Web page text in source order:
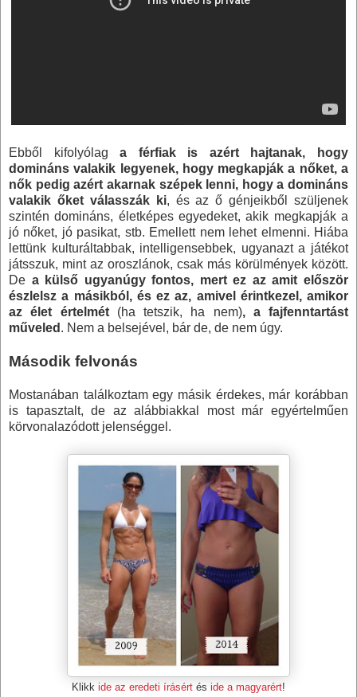
Ebből kifolyólaga férfiak is azért hajtanak, hogy
domináns valakik legyenek, hogy megkapják a nőket, a
nők pedig azért akarnak szépek lenni, hogy a domináns
valakik őket válasszák ki, és az ő génjeikből szüljenek
szintén domináns, életképes egyedeket, akik megkapják a
jó nőket, jó pasikat, stb. Emellett nem lehet elmenni. Hiába
lettünk kulturáltabbak, intelligensebbek, ugyanazt a játékot
játsszuk, mint az oroszlánok, csak más körülmények között.
De a külső ugyanúgy fontos, mert ez az amit először
észlelsz a másikból, és ez az, amivel érintkezel, amikor
az élet értelmét (ha tetszik, ha nem), a fajfenntartást
műveled . Nem a belsejével, bár de, de nem úgy.
Második felvonás
Mostanában találkoztam egy másik érdekes, már korábban
is tapasztalt, de az alábbiakkal most már egyértelműen
körvonalazódott jelenséggel.
Klikk ide az eredeti írásért és ide a magyarért!